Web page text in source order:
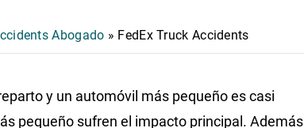
Abogado » FedEx Truck Accidents
y un automóvil más pequeño es casi
pequeño sufren el impacto principal. Además